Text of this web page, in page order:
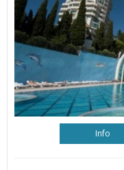
Info